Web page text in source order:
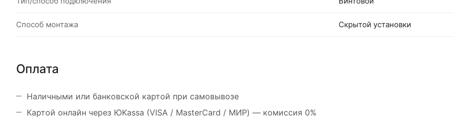
Способ монтажа Скрытой установки
Оплата
Наличными или банковской картой при самовывозе
Картой онлайн через ЮKassa (VISA / MasterCard / МИР) — комиссия 0%